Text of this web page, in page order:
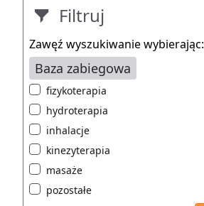
Filtruj
Zawęź wyszukiwanie wybierając:
Baza zabiegowa
fizykoterapia
hydroterapia
inhalacje
kinezyterapia
masaże
pozostałe